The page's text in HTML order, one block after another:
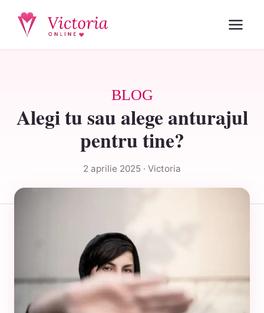
BLOG
Alegi tu sau alege anturajul
pentru tine?
2 aprilie 2025 · Victoria